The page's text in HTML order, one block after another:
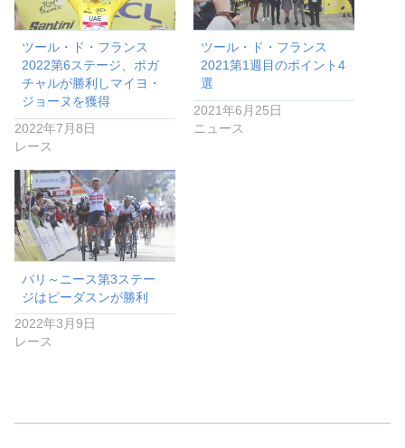
ツール・ド・フランス
2022第6ステージ、ポガ
チャルが勝利しマイヨ・
ジョーヌを獲得
2022年7月8日
レース
ツール・ド・フランス
2021第1週目のポイント4
選
2021年6月25日
ニュース
パリ～ニース第3ステー
ジはピーダスンが勝利
2022年3月9日
レース